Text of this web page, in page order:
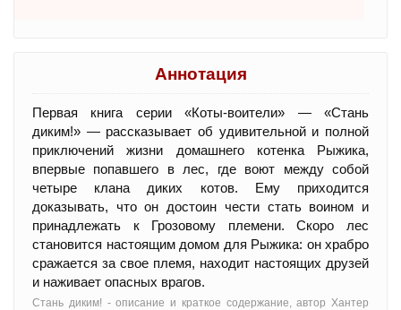
Аннотация
Первая книга серии «Коты-воители» — «Стань
диким!» — рассказывает об удивительной и полной
приключений жизни домашнего котенка Рыжика,
впервые попавшего в лес, где воют между собой
четыре клана диких котов. Ему приходится
доказывать, что он достоин чести стать воином и
принадлежать к Грозовому племени. Скоро лес
становится настоящим домом для Рыжика: он храбро
сражается за свое племя, находит настоящих друзей
и наживает опасных врагов.
Стань диким! - oписание и краткое содержание, автор Хантер